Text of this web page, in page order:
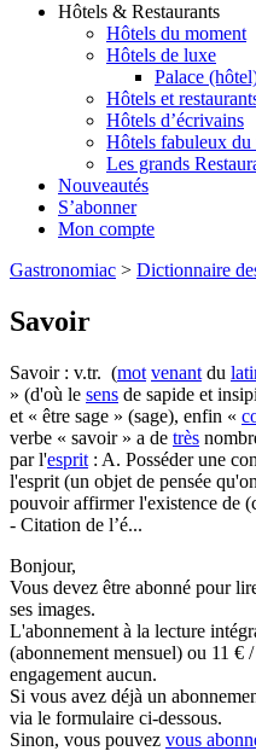
Hôtels & Restaurants
Hôtels du moment
Hôtels de luxe
Palace
Hôtels et
Hôtels d’écrivains
Hôtels fabuleux du
Les grands
Nouveautés
S’abonner
Mon compte
Gastronomiac > Dictionnaire
Savoir
Savoir : v.tr. (mot venant du
» (d'où le sens de sapide et
et « être sage » (sage), enfin «
verbe « savoir » a de très
par l'esprit : A. Posséder une
l'esprit (un objet de pensée
pouvoir affirmer l'existence de
- Citation de l’é...
Bonjour,
Vous devez être abonné pour
ses images.
L'abonnement à la lecture
(abonnement mensuel) ou 11 €
engagement aucun.
Si vous avez déjà un
via le formulaire ci-dessous.
Sinon, vous pouvez vous